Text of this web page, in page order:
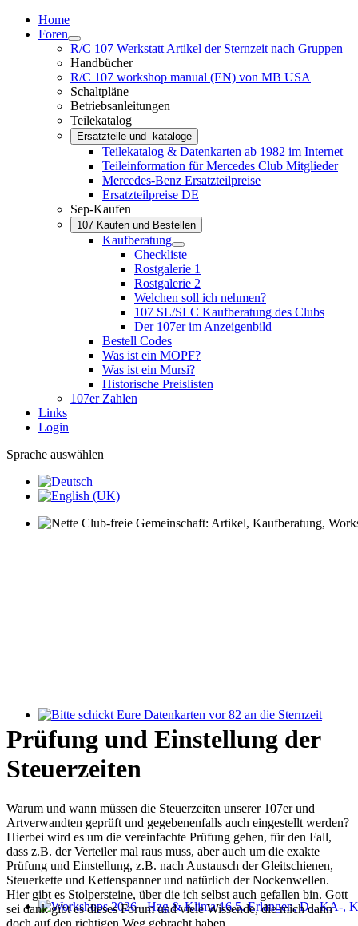
Home
Foren
R/C 107 Werkstatt Artikel der Sternzeit nach Gruppen
Handbücher
R/C 107 workshop manual (EN) von MB USA
Schaltpläne
Betriebsanleitungen
Teilekatalog
Ersatzteile und -kataloge
Teilekatalog & Datenkarten ab 1982 im Internet
Teileinformation für Mercedes Club Mitglieder
Mercedes-Benz Ersatzteilpreise
Ersatzteilpreise DE
Sep-Kaufen
107 Kaufen und Bestellen
Kaufberatung
Checkliste
Rostgalerie 1
Rostgalerie 2
Welchen soll ich nehmen?
107 SL/SLC Kaufberatung des Clubs
Der 107er im Anzeigenbild
Bestell Codes
Was ist ein MOPF?
Was ist ein Mursi?
Historische Preislisten
107er Zahlen
Links
Login
Sprache auswählen
Bitte schickt Eure Datenkarten vor 82 an die Sternzeit
Workshops 2026 - Hzg & Klima 16.5. Erlangen, D-, KA-, KE-
Prüfung und Einstellung der
Steuerzeiten
Warum und wann müssen die Steuerzeiten unserer 107er und
Artverwandten geprüft und gegebenenfalls auch eingestellt werden?
Hierbei wird es um die vereinfachte Prüfung gehen, für den Fall,
dass z.B. der Verteiler mal raus muss, aber auch um die exakte
Prüfung und Einstellung, z.B. nach Austausch der Gleitschienen,
Steuerkette und Kettenspanner und natürlich der Nockenwellen.
Hier gibt es Stolpersteine, über die ich selbst auch gefallen bin. Gott
sei dank gibt es dieses Forum und viele Wissende, die mich dann
doch auf den richtigen Weg gebracht haben.